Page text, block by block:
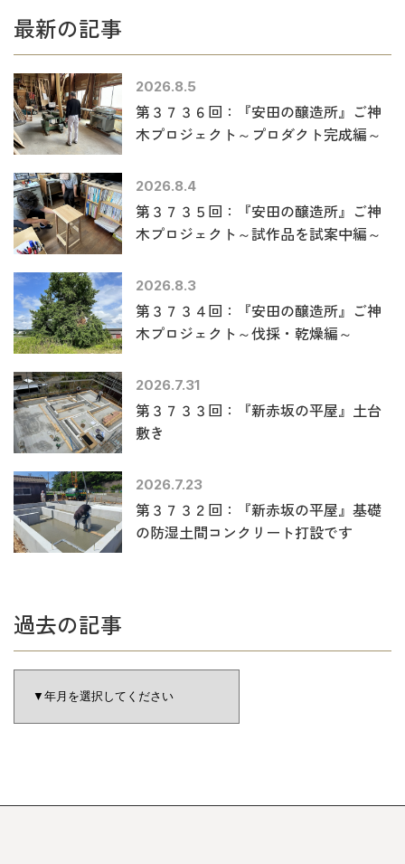
最新の記事
2026.8.5
第３７３６回：『安田の醸造所』ご神
木プロジェクト～プロダクト完成編～
2026.8.4
第３７３５回：『安田の醸造所』ご神
木プロジェクト～試作品を試案中編～
2026.8.3
第３７３４回：『安田の醸造所』ご神
木プロジェクト～伐採・乾燥編～
2026.7.31
第３７３３回：『新赤坂の平屋』土台
敷き
2026.7.23
第３７３２回：『新赤坂の平屋』基礎
の防湿土間コンクリート打設です
過去の記事